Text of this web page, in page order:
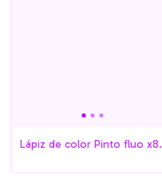
Lápiz de color Pinto fluo x8.